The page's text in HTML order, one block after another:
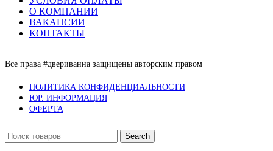
О КОМПАНИИ
ВАКАНСИИ
КОНТАКТЫ
Все права #двериванна защищены авторским правом
ПОЛИТИКА КОНФИДЕНЦИАЛЬНОСТИ
ЮР. ИНФОРМАЦИЯ
ОФЕРТА
Search